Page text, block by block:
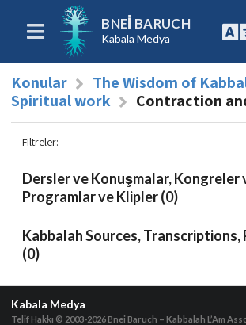
BNEI BARUCH
Kabala Medya
Konular
The Wisdom of
Spiritual work
Contraction
Filtreler:
Dersler ve Konuşmalar, Kongreler
Programlar ve Klipler (0)
Kabbalah Sources, Transcriptions,
(0)
Kabala Medya
Telif Hakkı © 2003-2026Bnei Baruch – Kabbalah L’Am